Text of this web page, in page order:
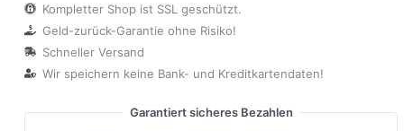
Kompletter Shop ist SSL geschützt.
Geld-zurück-Garantie ohne Risiko!
Schneller Versand
Wir speichern keine Bank- und Kreditkartendaten!
Garantiert sicheres Bezahlen